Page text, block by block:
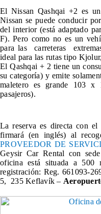
El Nissan Qashqai +2 es
Nissan se puede conducir
del interior (está adaptado
F). Pero como no es un
para las carreteras
ideal para las rutas tipo
El Qashqai + 2 tiene un
su categoría) y emite
maletero es grande 103
pasajeros).
La reserva es directa con el
firmará (en inglés) al
PROVEEDOR DE
Geysir Car Rental con
oficina está situada a
registración: Reg. 661093-
5, 235 Keflavík –